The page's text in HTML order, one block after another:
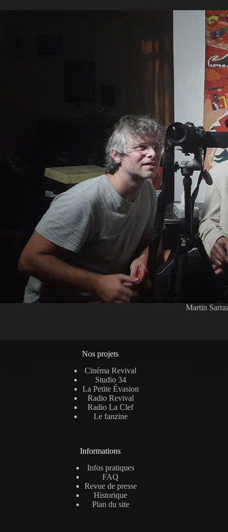
Martin
Nos projets
Cinéma Revival
Studio 34
La Petite Évasion
Radio Revival
Radio La Clef
Le fanzine
Informations
Infos pratiques
FAQ
Revue de presse
Historique
Plan du site